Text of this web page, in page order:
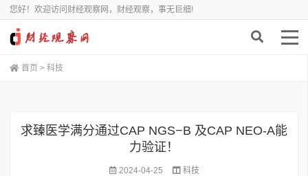
您好！欢迎访问财经观察网，财经观察，事无巨细!
首页 > 科技
求臻医学满分通过CAP NGS−B 及CAP NEO-A能
力验证！
2024-04-25 科技